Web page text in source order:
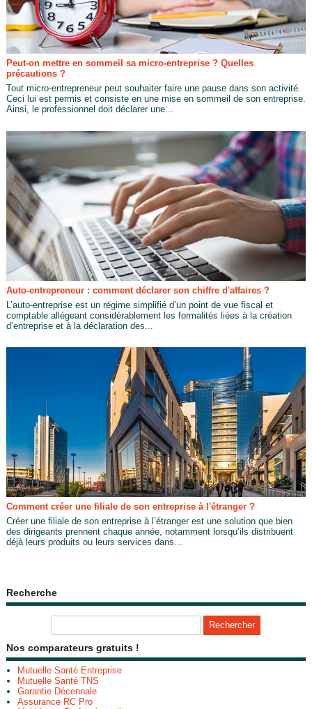
Peut-on mettre en sommeil sa micro-entreprise ? Quelles
précautions ?
Tout micro-entrepreneur peut souhaiter faire une pause dans son activité.
Ceci lui est permis et consiste en une mise en sommeil de son entreprise.
Ainsi, le professionnel doit déclarer une...
Auto-entrepreneur : comment déclarer son chiffre d'affaires ?
L’auto-entreprise est un régime simplifié d’un point de vue fiscal et
comptable allégeant considérablement les formalités liées à la création
d’entreprise et à la déclaration des...
Comment créer une filiale de son entreprise à l'étranger ?
Créer une filiale de son entreprise à l’étranger est une solution que bien
des dirigeants prennent chaque année, notamment lorsqu’ils distribuent
déjà leurs produits ou leurs services dans...
Recherche
Nos comparateurs gratuits !
Mutuelle Santé Entreprise
Mutuelle Santé TNS
Garantie Décennale
Assurance RC Pro